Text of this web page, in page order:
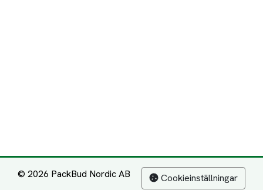
© 2026 PackBud Nordic AB Cookieinställningar